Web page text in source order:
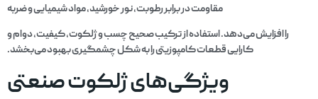
مقاومت در برابر رطوبت، نور خورشید، مواد شیمیایی و ضربه
را افزایش می‌دهد. استفاده از ترکیب صحیح چسب و ژلکوت، کیفیت، دوام و
کارایی قطعات کامپوزیتی را به شکل چشمگیری بهبود می‌بخشد.
ویژگی‌های ژلکوت صنعتی